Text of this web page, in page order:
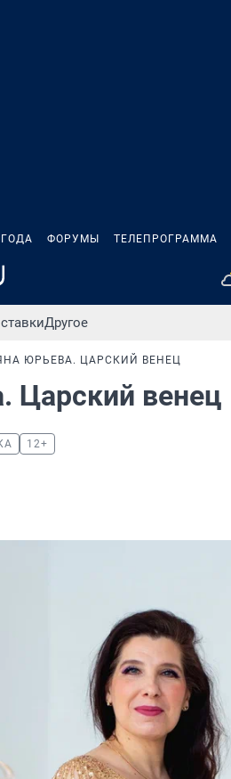
ФОРУМЫ ТЕЛЕПРОГРАММА
Другое
ЮРЬЕВА. ЦАРСКИЙ ВЕНЕЦ
Царский венец
12+